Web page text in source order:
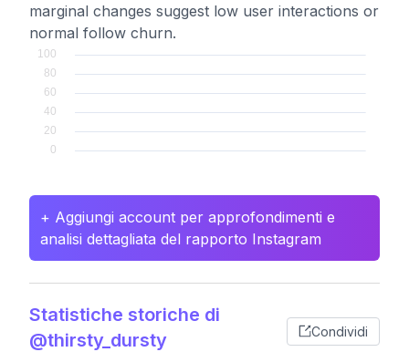
marginal changes suggest low user interactions or
normal follow churn.
+ Aggiungi account per approfondimenti e
analisi dettagliata del rapporto Instagram
Statistiche storiche di
@thirsty_dursty
Condividi